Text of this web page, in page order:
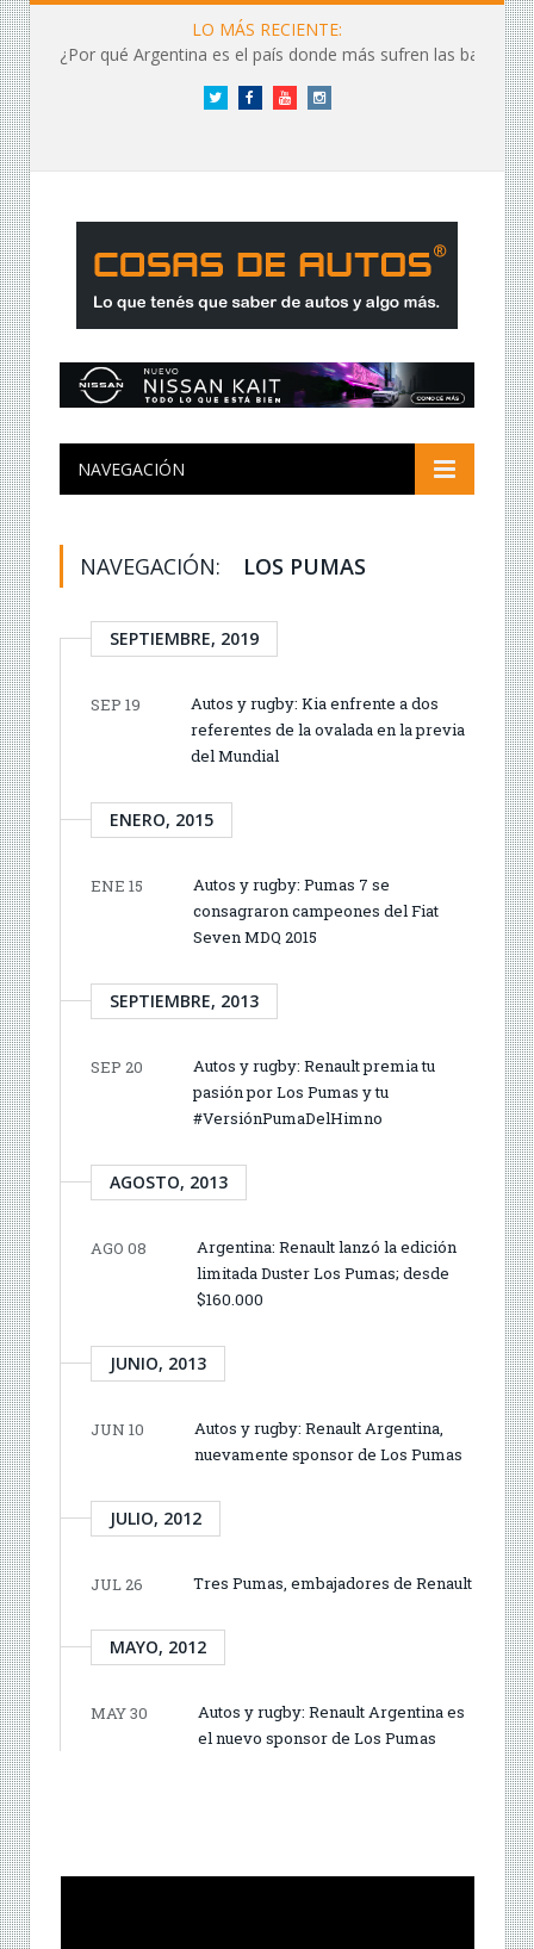
LO MÁS RECIENTE:
¿Por qué Argentina es el país donde más sufren las baterías?
Twitter FacebookYouTubeInstagram
NAVEGACIÓN
NAVEGACIÓN: LOS PUMAS
SEPTIEMBRE, 2019
SEP 19
Autos y rugby: Kia enfrente a dos
referentes de la ovalada en la previa
del Mundial
ENERO, 2015
ENE 15
Autos y rugby: Pumas 7 se
consagraron campeones del Fiat
Seven MDQ 2015
SEPTIEMBRE, 2013
SEP 20
Autos y rugby: Renault premia tu
pasión por Los Pumas y tu
#VersiónPumaDelHimno
AGOSTO, 2013
AGO 08
Argentina: Renault lanzó la edición
limitada Duster Los Pumas; desde
$160.000
JUNIO, 2013
JUN 10
Autos y rugby: Renault Argentina,
nuevamente sponsor de Los Pumas
JULIO, 2012
JUL 26 Tres Pumas, embajadores de Renault
MAYO, 2012
MAY 30
Autos y rugby: Renault Argentina es
el nuevo sponsor de Los Pumas